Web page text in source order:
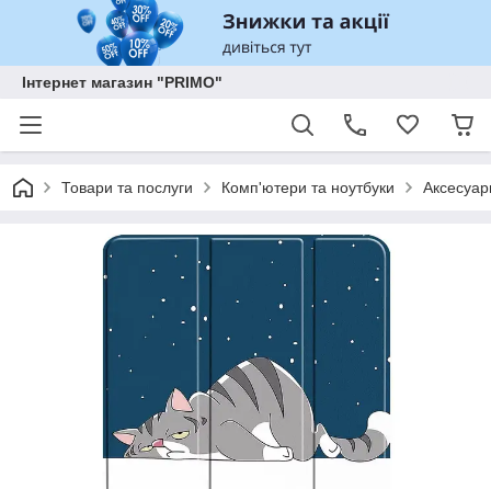
Інтернет магазин "PRIMO"
Товари та послуги Комп'ютери та ноутбуки